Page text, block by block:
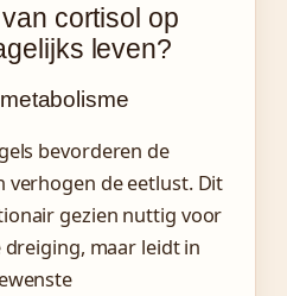
cortisol op
leven?
bevorderen de
verhogen de eetlust. Dit
gezien nuttig voor
maar leidt in